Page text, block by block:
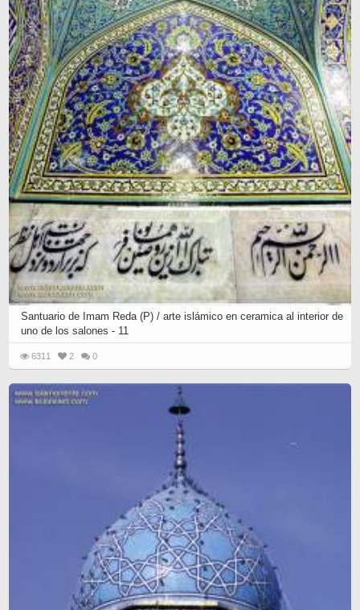
Santuario de Imam Reda (P) / arte islámico en ceramica al interior de
uno de los salones - 11
6311 2 0